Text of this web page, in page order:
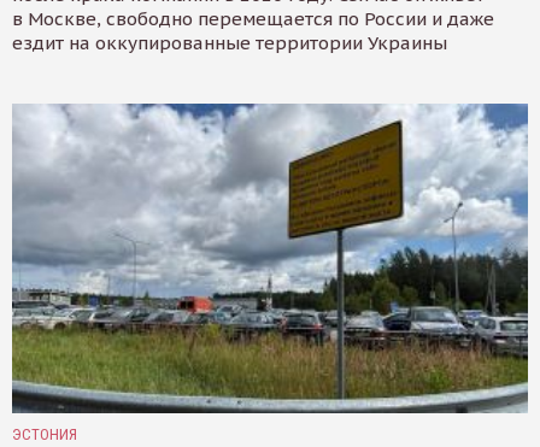
в Москве, свободно перемещается по России и даже
ездит на оккупированные территории Украины
ЭСТОНИЯ